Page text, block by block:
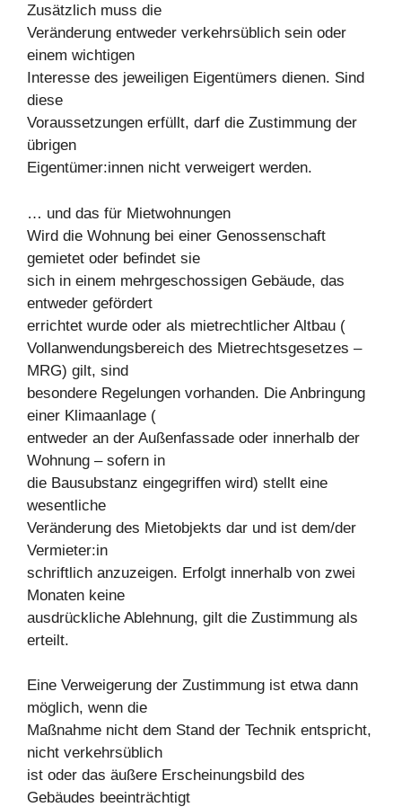
Zusätzlich muss die
Veränderung entweder verkehrsüblich sein oder
einem wichtigen
Interesse des jeweiligen Eigentümers dienen. Sind
diese
Voraussetzungen erfüllt, darf die Zustimmung der
übrigen
Eigentümer:innen nicht verweigert werden.
… und das für Mietwohnungen
Wird die Wohnung bei einer Genossenschaft
gemietet oder befindet sie
sich in einem mehrgeschossigen Gebäude, das
entweder gefördert
errichtet wurde oder als mietrechtlicher Altbau (
Vollanwendungsbereich des Mietrechtsgesetzes –
MRG) gilt, sind
besondere Regelungen vorhanden. Die Anbringung
einer Klimaanlage (
entweder an der Außenfassade oder innerhalb der
Wohnung – sofern in
die Bausubstanz eingegriffen wird) stellt eine
wesentliche
Veränderung des Mietobjekts dar und ist dem/der
Vermieter:in
schriftlich anzuzeigen. Erfolgt innerhalb von zwei
Monaten keine
ausdrückliche Ablehnung, gilt die Zustimmung als
erteilt.
Eine Verweigerung der Zustimmung ist etwa dann
möglich, wenn die
Maßnahme nicht dem Stand der Technik entspricht,
nicht verkehrsüblich
ist oder das äußere Erscheinungsbild des
Gebäudes beeinträchtigt